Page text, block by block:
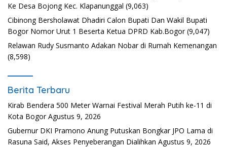
Ke Desa Bojong Kec. Klapanunggal (9,063)
Cibinong Bersholawat Dhadiri Calon Bupati Dan Wakil Bupati
Bogor Nomor Urut 1 Beserta Ketua DPRD Kab.Bogor (9,047)
Relawan Rudy Susmanto Adakan Nobar di Rumah Kemenangan
(8,598)
Berita Terbaru
Kirab Bendera 500 Meter Warnai Festival Merah Putih ke-11 di
Kota Bogor Agustus 9, 2026
Gubernur DKI Pramono Anung Putuskan Bongkar JPO Lama di
Rasuna Said, Akses Penyeberangan Dialihkan Agustus 9, 2026